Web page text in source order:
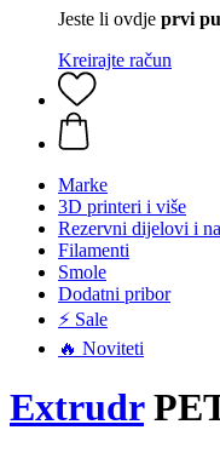
Jeste li ovdje prvi
Kreirajte račun
Marke
3D printeri i više
Rezervni dijelovi i
Filamenti
Smole
Dodatni pribor
⚡ Sale
🔥 Noviteti
Extrudr